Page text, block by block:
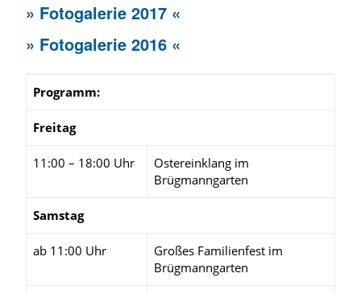
» Fotogalerie 2017 «
» Fotogalerie 2016 «
Programm:
Freitag
11:00 – 18:00 Uhr
Ostereinklang im
Brügmanngarten
Samstag
ab 11:00 Uhr
Großes Familienfest im
Brügmanngarten